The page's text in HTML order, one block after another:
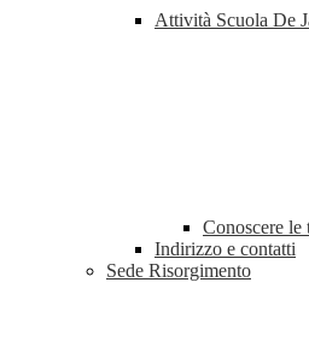
Attività Scuola De
Conoscere le
Indirizzo e contatti
Sede Risorgimento